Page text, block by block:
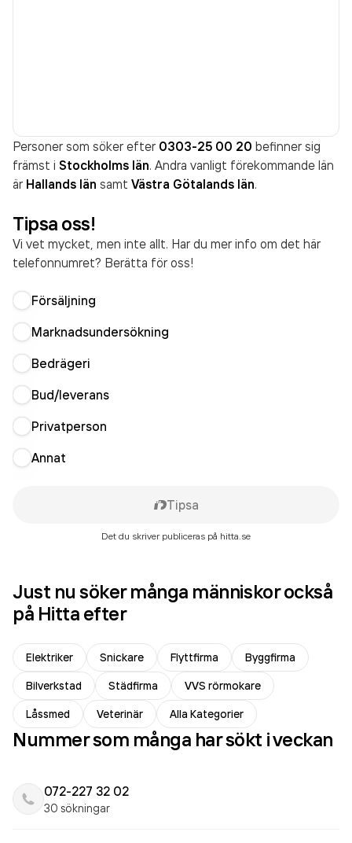
Personer som söker efter 0303-25 00 20 befinner sig
främst i Stockholms län. Andra vanligt förekommande län
är Hallands län samt Västra Götalands län.
Tipsa oss!
Vi vet mycket, men inte allt. Har du mer info om det här
telefonnumret? Berätta för oss!
Försäljning
Marknadsundersökning
Bedrägeri
Bud/leverans
Privatperson
Annat
Tipsa
Det du skriver publiceras på hitta.se
Just nu söker många människor också
på Hitta efter
Elektriker Snickare Flyttfirma
Byggfirma
Bilverkstad
Städfirma
VVS rörmokare
Låssmed
Veterinär Alla Kategorier
Nummer som många har sökt i veckan
072-227 32 02
30 sökningar